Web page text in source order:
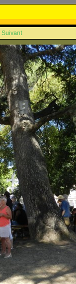
Suivant